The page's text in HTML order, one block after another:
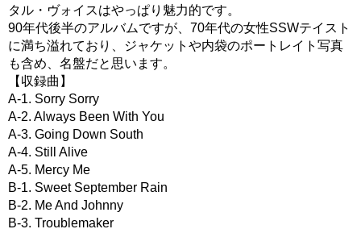
タル・ヴォイスはやっぱり魅力的です。
90年代後半のアルバムですが、70年代の女性SSWテイスト
に満ち溢れており、ジャケットや内袋のポートレイト写真
も含め、名盤だと思います。
【収録曲】
A-1. Sorry Sorry
A-2. Always Been With You
A-3. Going Down South
A-4. Still Alive
A-5. Mercy Me
B-1. Sweet September Rain
B-2. Me And Johnny
B-3. Troublemaker